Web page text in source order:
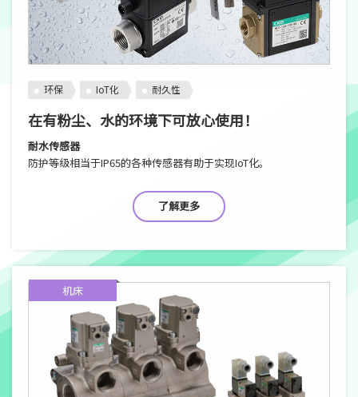
环保 IoT化 耐久性
在有粉尘、水的环境下可放心使用！
耐水传感器
防护等级相当于IP65的各种传感器有助于实现IoT化。
了解更多
机床